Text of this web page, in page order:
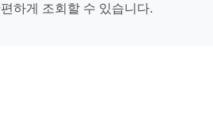
하게 조회할 수 있습니다.